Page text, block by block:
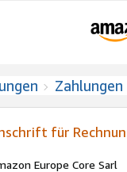
Zahlungen
für
Europe Core Sarl